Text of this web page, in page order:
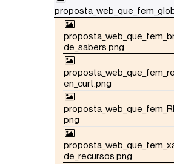
de_sabers.png
en_curt.png
png
de_recursos.png